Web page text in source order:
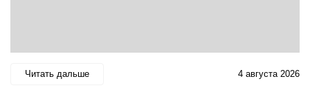
Читать дальше 4 августа 2026